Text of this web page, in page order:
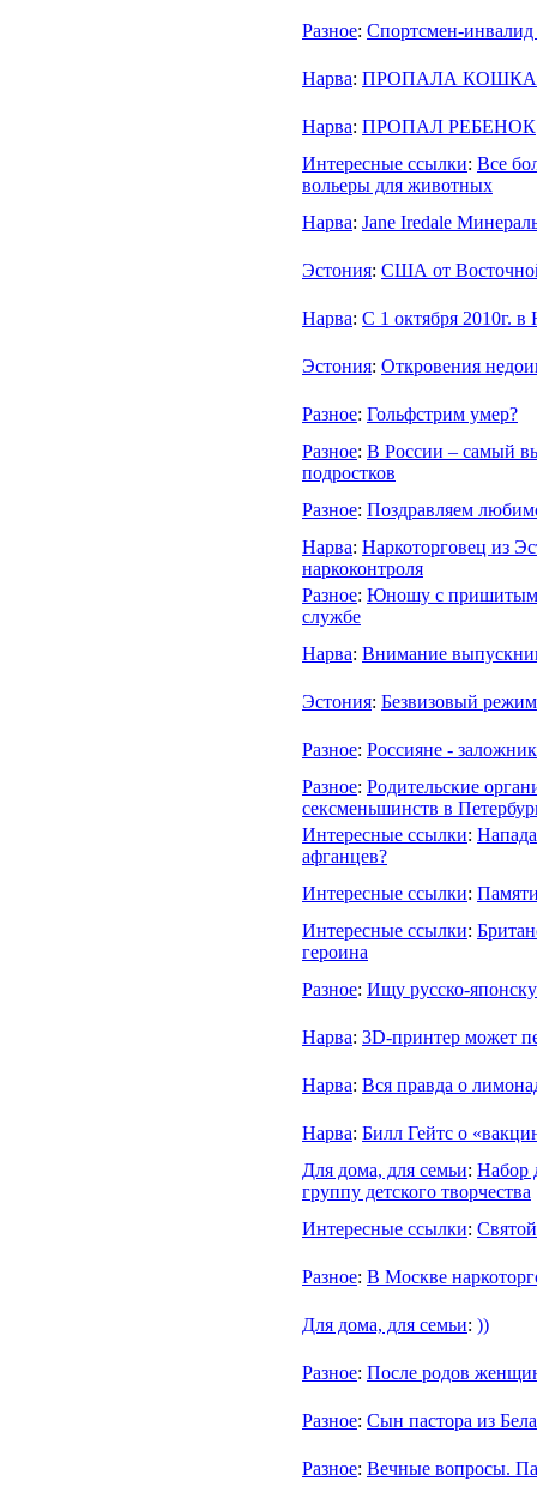
Разное: Спортсмен-
Нарва: ПРОПАЛА КОШКА
Нарва: ПРОПАЛ РЕБЕНОК
Интересные ссылки: Все
вольеры для животных
Нарва: Jane Iredale
Эстония: США от
Нарва: C 1 октября 2010г.
Эстония: Откровения
Разное: Гольфстрим умер?
Разное: В России – самый
подростков
Разное: Поздравляем
Нарва: Наркоторговец из
наркоконтроля
Разное: Юношу с
службе
Нарва: Внимание
Эстония: Безвизовый
Разное: Россияне -
Разное: Родительские
сексменьшинств в
Интересные ссылки:
афганцев?
Интересные ссылки:
Интересные ссылки:
героина
Разное: Ищу русско-
Нарва: 3D-принтер может
Нарва: Вся правда о
Нарва: Билл Гейтс о
Для дома, для семьи: Набор
группу детского творчества
Интересные ссылки:
Разное: В Москве
Для дома, для семьи: ))
Разное: После родов
Разное: Сын пастора из
Разное: Вечные вопросы.